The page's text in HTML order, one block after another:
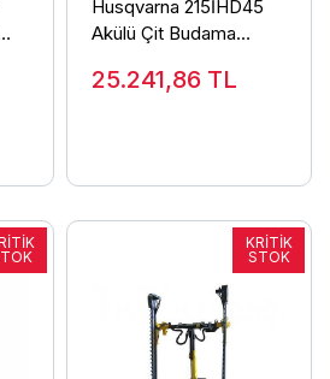
Husqvarna 215İHD45
Akülü Çit Budama
25.241,86 TL